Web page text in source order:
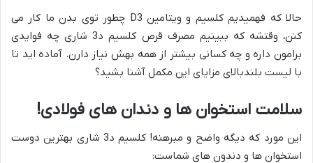
حالا که فهمیدیم کلسیم و ویتامین D3 چطور توی بدن ما کار می
کنن، وقتشه که ببینیم مصرف قرص کلسیم د3 شاری چه فوایدی
برامون داره و چه کسانی بیشتر از همه بهش نیاز دارن. آماده اید تا
با لیست بلندبالای مزایای این مکمل آشنا بشید؟
سلامت استخوان ها و دندان های فولادی!
این مورد که دیگه واضح و مبرهنه! کلسیم د3 شاری بهترین دوست
استخوان ها و دندون های شماست: